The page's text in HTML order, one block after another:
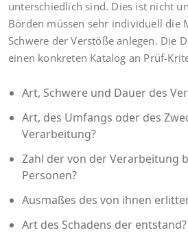
unterschiedlich sind. Dies ist nicht
Börden müssen sehr individuell die
Schwere der Verstöße anlegen. Die
einen konkreten Katalog an Prüf-
Art, Schwere und Dauer des
Art, des Umfangs oder des
Verarbeitung?
Zahl der von der Verarbeitung
Personen?
Ausmaßes des von ihnen
Art des Schadens der entstand?